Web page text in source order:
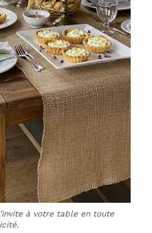
à votre table en toute